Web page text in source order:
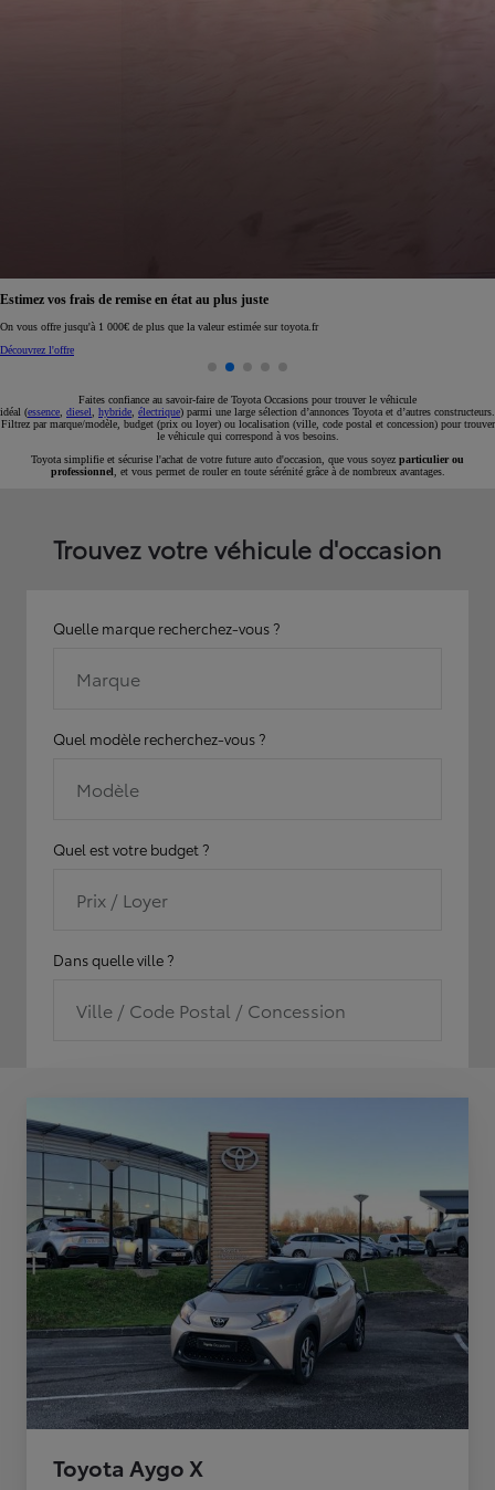
Réservez en ligne votre occasion pour 1€ seulement
Réservez en ligne
Faites confiance au savoir-faire de Toyota Occasions pour trouver le véhicule
idéal (essence diesel hybride électrique) parmi une large sélection d’annonces Toyota et d’autres constructeurs.
Filtrez par marque/modèle, budget (prix ou loyer) ou localisation (ville, code postal et concession) pour trouver
le véhicule qui correspond à vos besoins.
Toyota simplifie et sécurise l'achat de votre future auto d'occasion, que vous soyez particulier ou
professionnel , et vous permet de rouler en toute sérénité grâce à de nombreux avantages.
Trouvez votre véhicule d'occasion
Quelle marque recherchez-vous ?
Marque
Quel modèle recherchez-vous ?
Modèle
Quel est votre budget ?
Prix / Loyer
Dans quelle ville ?
Ville / Code Postal / Concession
Toyota Aygo X